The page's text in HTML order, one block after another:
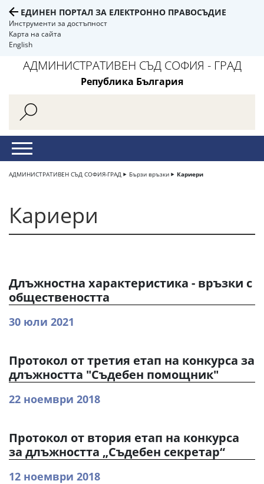
ЕДИНЕН ПОРТАЛ ЗА ЕЛЕКТРОННО ПРАВОСЪДИЕ
Инструменти за достъпност
Карта на сайта
English
АДМИНИСТРАТИВЕН СЪД СОФИЯ - ГРАД
Република България
АДМИНИСТРАТИВЕН СЪД СОФИЯ-ГРАД Бързи връзки Кариери
Кариери
Длъжностна характеристика - връзки с
обществеността
30 юли 2021
Протокол от третия етап на конкурса за
длъжността "Съдебен помощник"
22 ноември 2018
Протокол от втория етап на конкурса
за длъжността „Съдебен секретар“
12 ноември 2018